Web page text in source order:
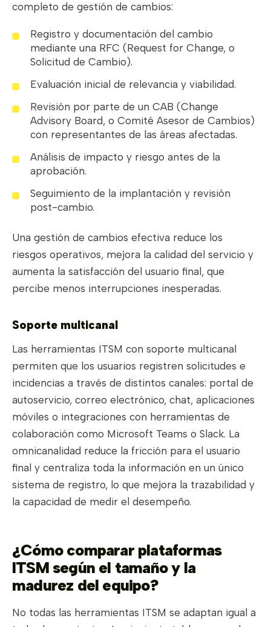
completo de gestión de cambios:
Registro y documentación del cambio
mediante una RFC (Request for Change, o
Solicitud de Cambio).
Evaluación inicial de relevancia y viabilidad.
Revisión por parte de un CAB (Change
Advisory Board, o Comité Asesor de Cambios)
con representantes de las áreas afectadas.
Análisis de impacto y riesgo antes de la
aprobación.
Seguimiento de la implantación y revisión
post-cambio.
Una gestión de cambios efectiva reduce los
riesgos operativos, mejora la calidad del servicio y
aumenta la satisfacción del usuario final, que
percibe menos interrupciones inesperadas.
Soporte multicanal
Las herramientas ITSM con soporte multicanal
permiten que los usuarios registren solicitudes e
incidencias a través de distintos canales: portal de
autoservicio, correo electrónico, chat, aplicaciones
móviles o integraciones con herramientas de
colaboración como Microsoft Teams o Slack. La
omnicanalidad reduce la fricción para el usuario
final y centraliza toda la información en un único
sistema de registro, lo que mejora la trazabilidad y
la capacidad de medir el desempeño.
¿Cómo comparar plataformas
ITSM según el tamaño y la
madurez del equipo?
No todas las herramientas ITSM se adaptan igual a